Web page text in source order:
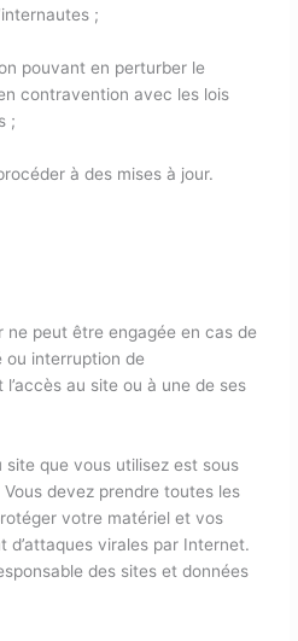
;
pouvant en perturber le
contravention avec les lois
;
à des mises à jour.
ne peut être engagée en cas de
interruption de
au site ou à une de ses
que vous utilisez est sous
devez prendre toutes les
votre matériel et vos
d’attaques virales par Internet.
des sites et données